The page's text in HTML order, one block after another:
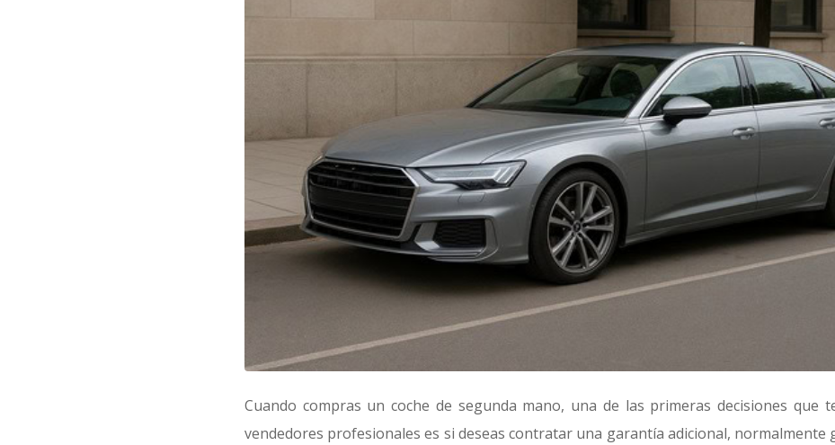
Cuando compras un coche de segunda mano, una de las primeras decisiones que
vendedores profesionales es si deseas contratar una garantía adicional, normalmente